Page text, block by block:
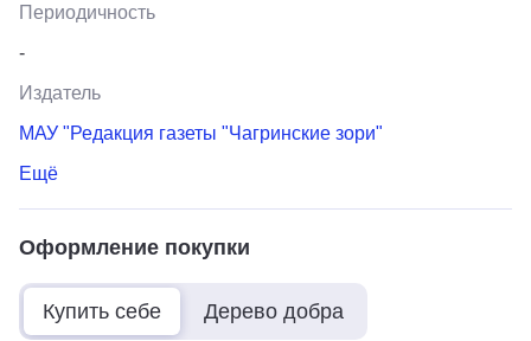
Периодичность
-
Издатель
МАУ "Редакция газеты "Чагринские зори"
Ещё
Оформление покупки
Купить себе Дерево добра